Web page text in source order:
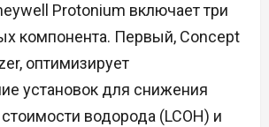
Protonium включает три
компонента. Первый, Concept
оптимизирует
установок для снижения
водорода (LCOH) и